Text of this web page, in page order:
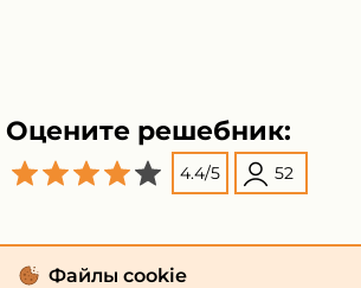
Оцените решебник:
4.4/5 52
Файлы cookie